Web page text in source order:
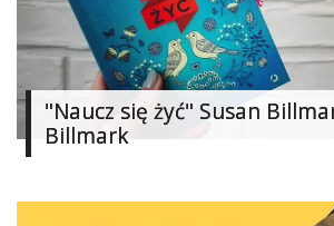
"Naucz się żyć" Susan
Billmark